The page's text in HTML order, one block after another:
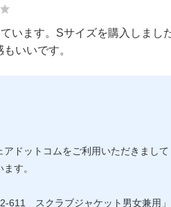
います。Sサイズを購入しまし
いいです。
アドットコムをご利用いただきまして
す。
611 スクラブジャケット男女兼用